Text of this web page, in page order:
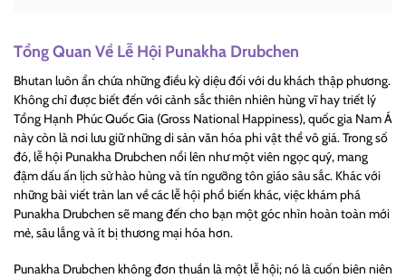
Tổng Quan Về Lễ Hội Punakha Drubchen
Bhutan luôn ẩn chứa những điều kỳ diệu đối với du khách thập phương.
Không chỉ được biết đến với cảnh sắc thiên nhiên hùng vĩ hay triết lý
Tổng Hạnh Phúc Quốc Gia (Gross National Happiness), quốc gia Nam Á
này còn là nơi lưu giữ những di sản văn hóa phi vật thể vô giá. Trong số
đó, lễ hội Punakha Drubchen nổi lên như một viên ngọc quý, mang
đậm dấu ấn lịch sử hào hùng và tín ngưỡng tôn giáo sâu sắc. Khác với
những bài viết tràn lan về các lễ hội phổ biến khác, việc khám phá
Punakha Drubchen sẽ mang đến cho bạn một góc nhìn hoàn toàn mới
mẻ, sâu lắng và ít bị thương mại hóa hơn.
Punakha Drubchen không đơn thuần là một lễ hội; nó là cuốn biên niên